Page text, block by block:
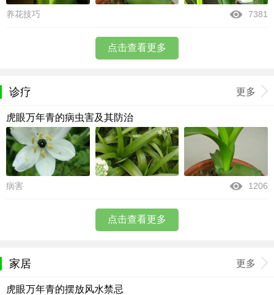
养花技巧 7381
点击查看更多
诊疗 更多
虎眼万年青的病虫害及其防治
病害 1206
点击查看更多
家居 更多
虎眼万年青的摆放风水禁忌